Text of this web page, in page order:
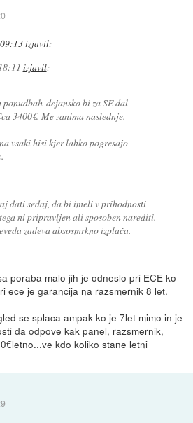
izjavil:
izjavil:
dejansko bi za SE dal
3400€. Me zanima naslednje.
vsaki hisi kjer lahko pogresajo
dati sedaj, da bi imeli v prihodnosti
ni pripravljen ali sposoben narediti.
zadeva absosmrkno izplača.
poraba malo jih je odneslo pri ECE ko
ece je garancija na razsmernik 8 let.
se splaca ampak ko je 7let mimo in je
da odpove kak panel, razsmernik,
kdo koliko stane letni